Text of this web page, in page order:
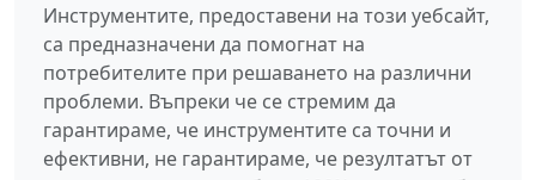
Инструментите, предоставени на този уебсайт,
са предназначени да помогнат на
потребителите при решаването на различни
проблеми. Въпреки че се стремим да
гарантираме, че инструментите са точни и
ефективни, не гарантираме, че резултатът от